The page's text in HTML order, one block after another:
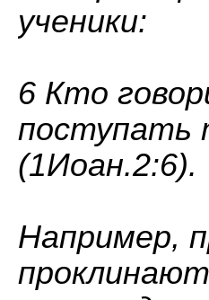
ученики:
6 Кто
поступать
(1Иоан.2:6).
Например,